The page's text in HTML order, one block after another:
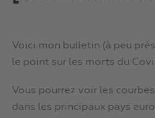
Voici mon bulletin (à peu
le point sur les morts du
Vous pourrez voir les
dans les principaux pays